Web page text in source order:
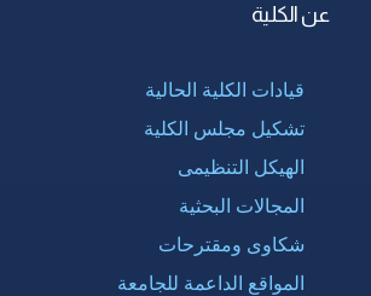
عن الكلية
قيادات الكلية الحالية
تشكيل مجلس الكلية
الهيكل التنظيمى
المجالات البحثية
شكاوى ومقترحات
المواقع الداعمة للجامعة